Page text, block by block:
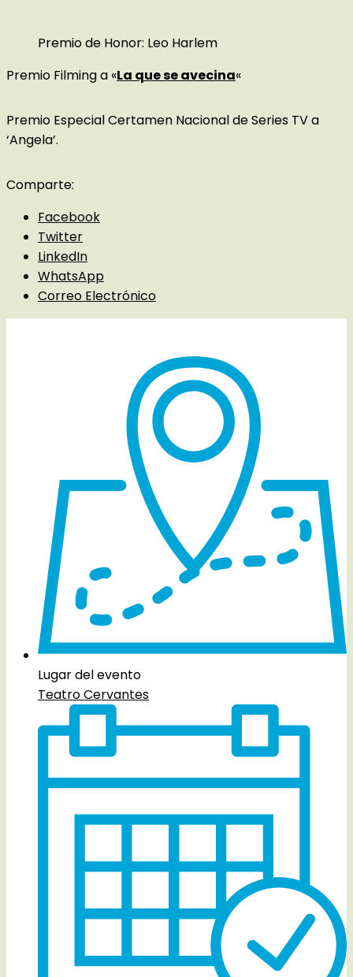
Premio de Honor: Leo Harlem
Premio Filming a «La que se avecina«
Premio Especial Certamen Nacional de Series TV a
‘Angela’.
Comparte:
Facebook
Twitter
LinkedIn
WhatsApp
Correo Electrónico
Lugar del evento
Teatro Cervantes